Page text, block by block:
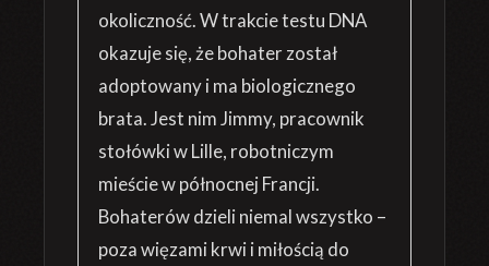
okoliczność. W trakcie testu DNA
okazuje się, że bohater został
adoptowany i ma biologicznego
brata. Jest nim Jimmy, pracownik
stołówki w Lille, robotniczym
mieście w północnej Francji.
Bohaterów dzieli niemal wszystko –
poza więzami krwi i miłością do